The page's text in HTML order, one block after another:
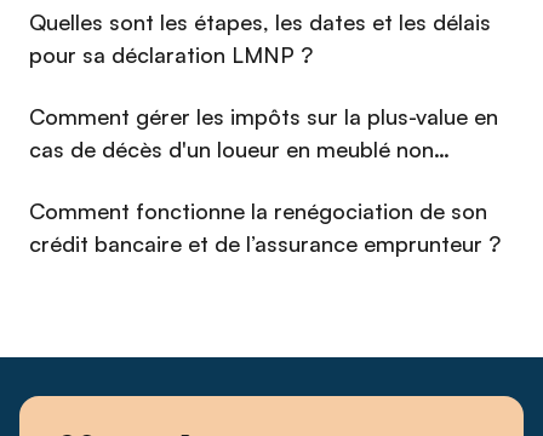
pédagogique, il transforme des questions réputées
complexes en décisions claires et éclairées. Depuis les
débuts de Qlower, il s'est imposé comme un interlocuteur de
piloter leur immobilier avec la même exigence qu'un
investisseur professionnel.
⁠Quelles sont les étapes, les dates et les délais
pour sa déclaration LMNP ?
Comment gérer les impôts sur la plus-value en
cas de décès d'un loueur en meublé non
Comment fonctionne la renégociation de son
crédit bancaire et de l’assurance emprunteur ?